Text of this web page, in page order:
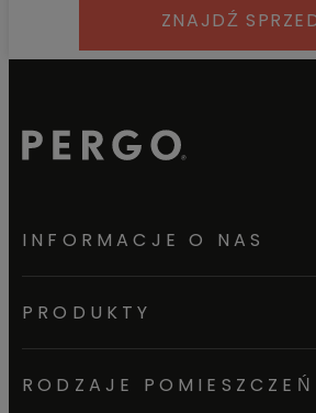
ZNAJDŹ
INFORMACJE O NAS
PRODUKTY
RODZAJE POMIESZCZEŃ